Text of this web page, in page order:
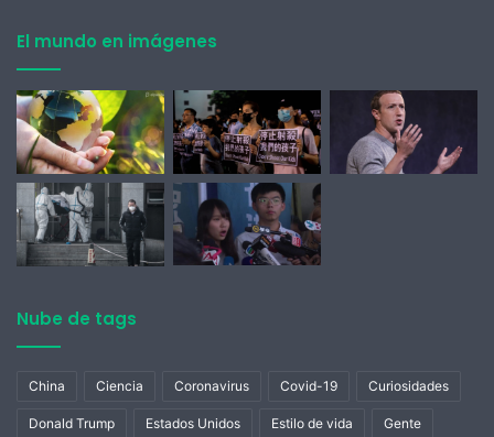
El mundo en imágenes
Nube de tags
China Ciencia Coronavirus Covid-19 Curiosidades
Donald Trump Estados Unidos Estilo de vida Gente